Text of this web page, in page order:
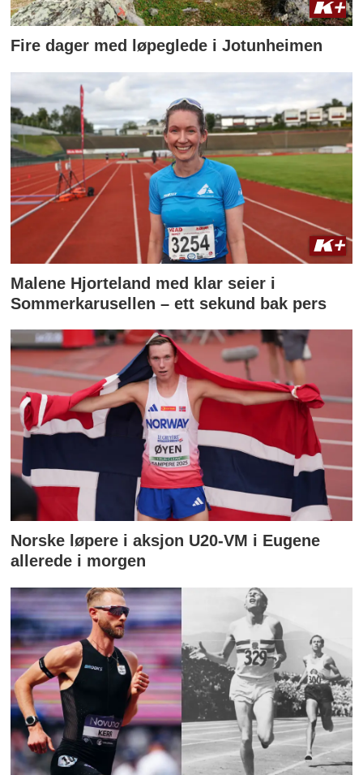
Fire dager med løpeglede i Jotunheimen
Malene Hjorteland med klar seier i
Sommerkarusellen – ett sekund bak pers
Norske løpere i aksjon U20-VM i Eugene
allerede i morgen